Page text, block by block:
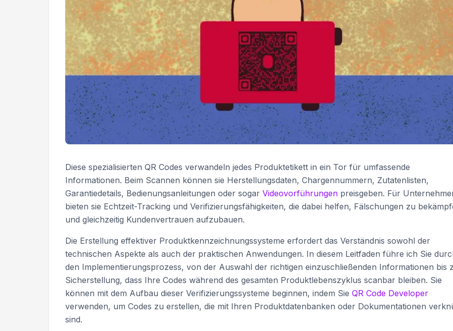
Diese spezialisierten QR Codes verwandeln jedes Produktetikett in ein Tor für umfassende
Informationen. Beim Scannen können sie Herstellungsdaten, Chargennummern, Zutatenlisten,
Garantiedetails, Bedienungsanleitungen oder sogar Videovorführungen preisgeben. Für
bieten sie Echtzeit-Tracking und Verifizierungsfähigkeiten, die dabei helfen, Fälschungen zu
und gleichzeitig Kundenvertrauen aufzubauen.
Die Erstellung effektiver Produktkennzeichnungssysteme erfordert das Verständnis sowohl der
technischen Aspekte als auch der praktischen Anwendungen. In diesem Leitfaden führe ich Sie
den Implementierungsprozess, von der Auswahl der richtigen einzuschließenden Informationen bis
Sicherstellung, dass Ihre Codes während des gesamten Produktlebenszyklus scanbar bleiben. Sie
können mit dem Aufbau dieser Verifizierungssysteme beginnen, indem Sie QR Code Developer
verwenden, um Codes zu erstellen, die mit Ihren Produktdatenbanken oder Dokumentationen
sind.